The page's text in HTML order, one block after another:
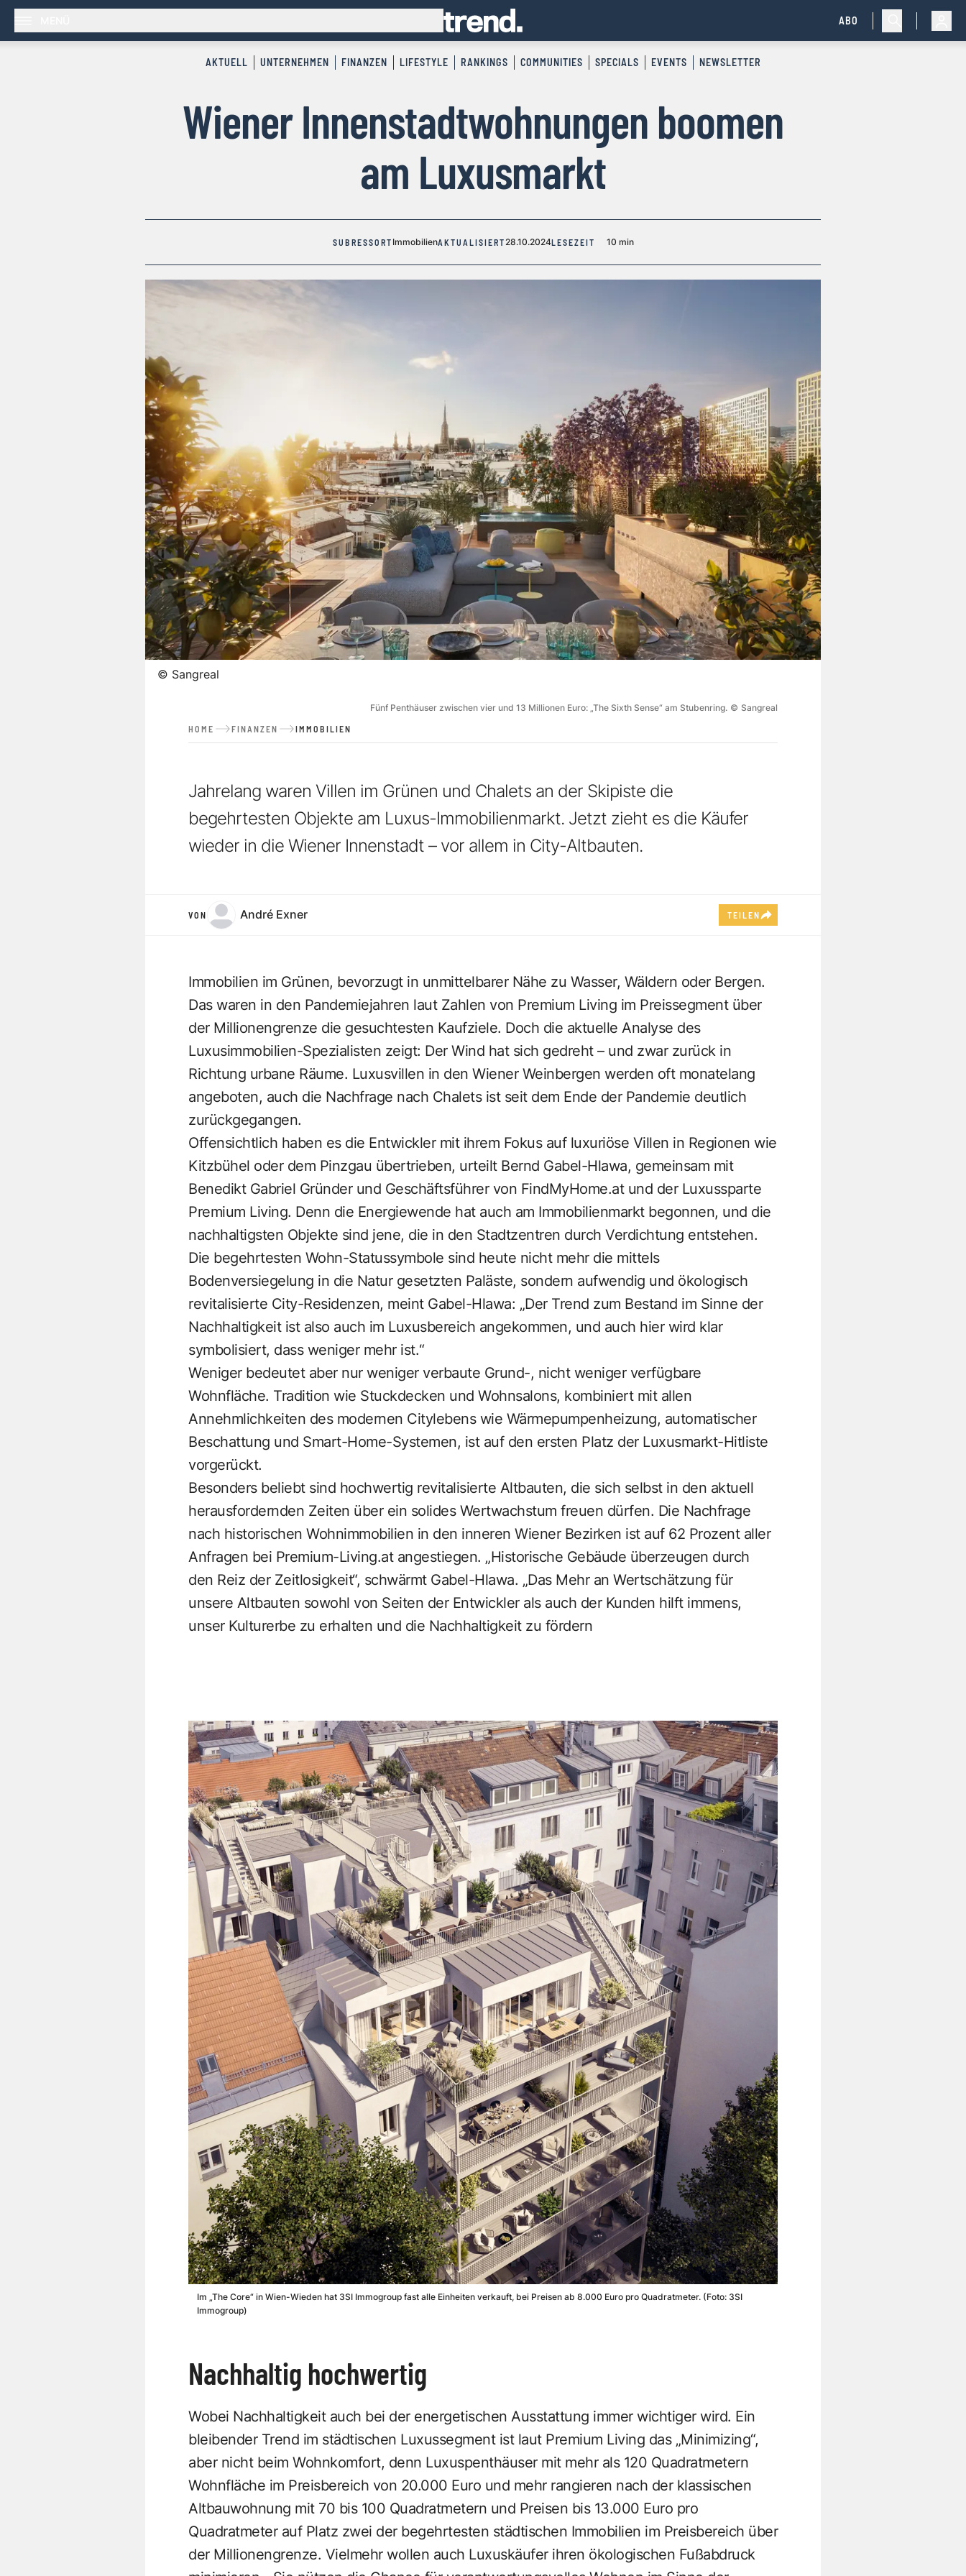
ABO
AKTUELL UNTERNEHMEN FINANZEN LIFESTYLE RANKINGS COMMUNITIES SPECIALS EVENTS NEWSLETTER
Wiener Innenstadtwohnungen boomen
am Luxusmarkt
SUBRESSORT ImmobilienAKTUALISIERT28.10.2024LESEZEIT 10 min
© Sangreal
Fünf Penthäuser zwischen vier und 13 Millionen Euro: „The Sixth Sense“ am Stubenring. © Sangreal
HOME FINANZEN IMMOBILIEN
Jahrelang waren Villen im Grünen und Chalets an der Skipiste die
begehrtesten Objekte am Luxus-Immobilienmarkt. Jetzt zieht es die Käufer
wieder in die Wiener Innenstadt – vor allem in City-Altbauten.
VON André Exner TEILEN
Immobilien im Grünen, bevorzugt in unmittelbarer Nähe zu Wasser, Wäldern oder Bergen.
Das waren in den Pandemiejahren laut Zahlen von Premium Living im Preissegment über
der Millionengrenze die gesuchtesten Kaufziele. Doch die aktuelle Analyse des
Luxusimmobilien-Spezialisten zeigt: Der Wind hat sich gedreht – und zwar zurück in
Richtung urbane Räume. Luxusvillen in den Wiener Weinbergen werden oft monatelang
angeboten, auch die Nachfrage nach Chalets ist seit dem Ende der Pandemie deutlich
zurückgegangen.
Offensichtlich haben es die Entwickler mit ihrem Fokus auf luxuriöse Villen in Regionen wie
Kitzbühel oder dem Pinzgau übertrieben, urteilt Bernd Gabel-­Hlawa, gemeinsam mit
Benedikt Gabriel Gründer und Geschäftsführer von FindMyHome.at und der Luxussparte
Premium Living. Denn die Energiewende hat auch am Immobilienmarkt begonnen, und die
nachhaltigsten Objekte sind jene, die in den Stadtzentren durch Verdichtung entstehen.
Die begehrtesten Wohn-Statussymbole sind heute nicht mehr die mittels
Bodenversiegelung in die Natur gesetzten Paläste, sondern aufwendig und ökologisch
revitalisierte City-Residenzen, meint Gabel-Hlawa: „Der Trend zum Bestand im Sinne der
Nachhaltigkeit ist also auch im Luxusbereich angekommen, und auch hier wird klar
symbolisiert, dass weniger mehr ist.“
Weniger bedeutet aber nur weniger verbaute Grund-, nicht weniger verfügbare
Wohnfläche. Tradition wie Stuck­decken und Wohnsalons, kombiniert mit allen
Annehmlichkeiten des modernen Citylebens wie Wärmepumpenheizung, automatischer
Beschattung und Smart-Home-Systemen, ist auf den ersten Platz der Luxusmarkt-Hitliste
vorgerückt.
Besonders beliebt sind hochwertig revitalisierte Altbauten, die sich selbst in den aktuell
herausfordernden Zeiten über ein solides Wertwachstum freuen dürfen. Die Nachfrage
nach historischen Wohnimmobilien in den inneren Wiener Bezirken ist auf 62 Prozent aller
Anfragen bei Premium-Living.at angestiegen. „Historische Gebäude überzeugen durch
den Reiz der Zeitlosigkeit“, schwärmt Gabel-Hlawa. „Das Mehr an Wertschätzung für
unsere Altbauten sowohl von Seiten der Entwickler als auch der Kunden hilft immens,
unser Kulturerbe zu erhalten und die Nachhaltigkeit zu fördern
Im „The Core“ in Wien-Wieden hat 3SI Immogroup fast alle Einheiten verkauft, bei Preisen ab 8.000 Euro pro Quadratmeter. (Foto: 3SI
Immogroup)
Nachhaltig hochwertig
Wobei Nach­haltigkeit auch bei der energetischen Ausstattung immer wichtiger wird. Ein
bleibender Trend im städtischen Luxussegment ist laut Premium Living das „Minimizing“,
aber nicht beim Wohnkomfort, denn Luxuspenthäuser mit mehr als 120 Quadratmetern
Wohnfläche im Preisbereich von 20.000 Euro und mehr rangieren nach der klassischen
Altbauwohnung mit 70 bis 100 Quadratmetern und Preisen bis 13.000 Euro pro
Quadratmeter auf Platz zwei der begehrtesten städtischen Immobilien im Preisbereich über
der Millionengrenze. Vielmehr wollen auch Luxuskäufer ihren ökologischen Fußabdruck